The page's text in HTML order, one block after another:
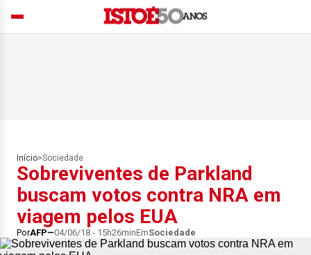
Início>Sociedade
Sobreviventes de Parkland
buscam votos contra NRA em
viagem pelos EUA
PorAFP 04/06/18 - 15h26minEmSociedade